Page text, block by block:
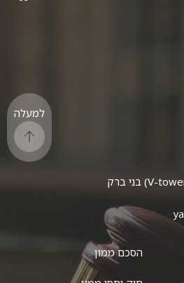
הסכם ממון
למעלה